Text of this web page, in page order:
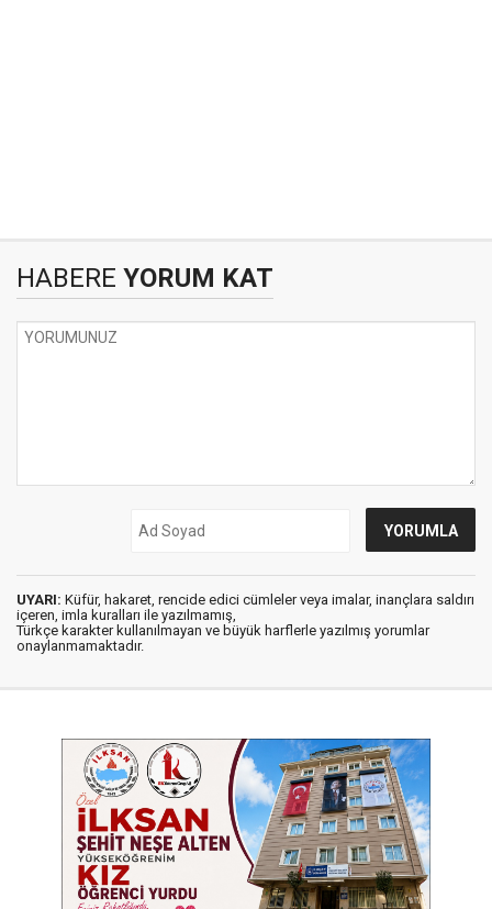
HABERE YORUM KAT
UYARI: Küfür, hakaret, rencide edici cümleler veya imalar, inançlara saldırı
içeren, imla kuralları ile yazılmamış,
Türkçe karakter kullanılmayan ve büyük harflerle yazılmış yorumlar
onaylanmamaktadır.